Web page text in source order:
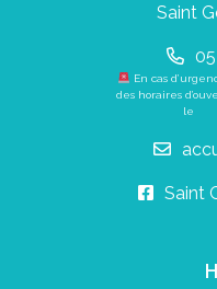
Saint
En cas
des horaires
Saint